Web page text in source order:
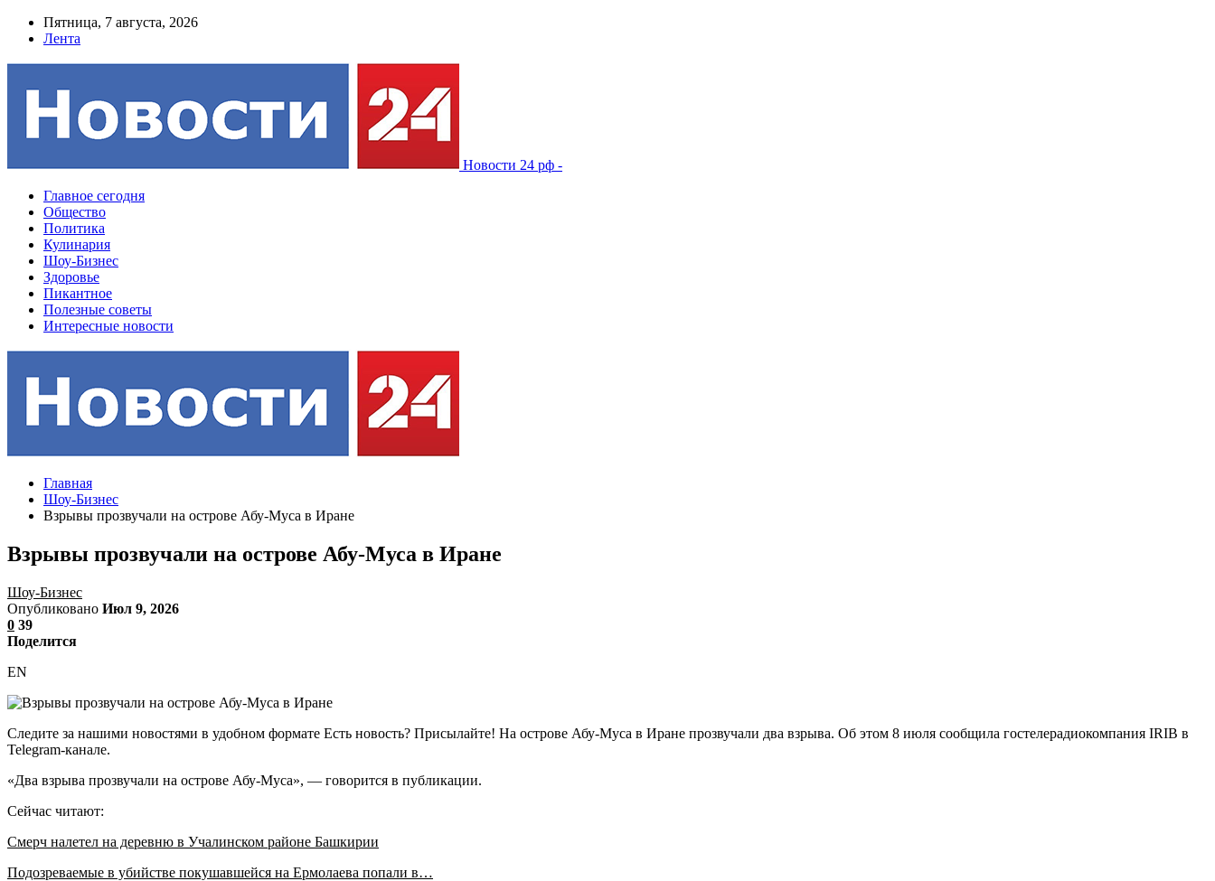
Пятница, 7 августа, 2026
Лента
Новости 24 рф -
Главное сегодня
Общество
Политика
Кулинария
Шоу-Бизнес
Здоровье
Пикантное
Полезные советы
Интересные новости
Главная
Шоу-Бизнес
Взрывы прозвучали на острове Абу-Муса в Иране
Взрывы прозвучали на острове Абу-Муса в Иране
Шоу-Бизнес
Опубликовано Июл 9, 2026
0 39
Поделится
EN
Следите за нашими новостями в удобном формате Есть новость? Присылайте! На острове Абу-Муса в Иране прозвучали два взрыва. Об этом 8 июля сообщила гостелерадиокомпания IRIB в
Telegram-канале.
«Два взрыва прозвучали на острове Абу-Муса», — говорится в публикации.
Сейчас читают:
Смерч налетел на деревню в Учалинском районе Башкирии
Подозреваемые в убийстве покушавшейся на Ермолаева попали в…